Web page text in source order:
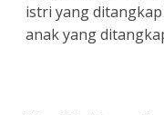
istri yang
anak yang